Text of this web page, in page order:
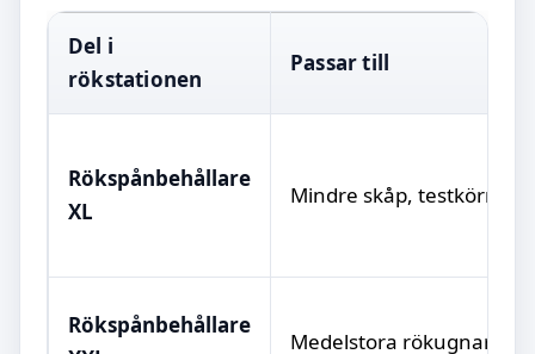
Del i
rökstationen
Passar till
Rökspånbehållare
XL
Mindre skåp,
Rökspånbehållare
Medelstora rökugnar